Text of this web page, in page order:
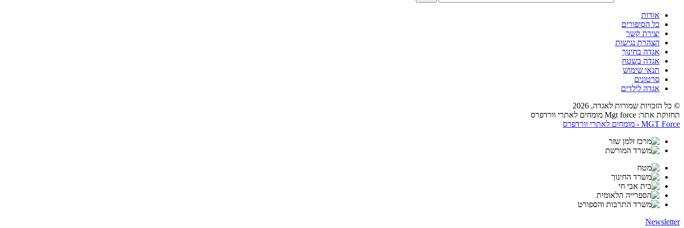
אודות
כל הסיפורים
יצירת קשר
הצהרת נגישות
אגדה בחינוך
אגדה בשטח
תנאי שימוש
סרטונים
אגדה לילדים
© כל הזכויות שמורות לאגדה, 2026
תחזוקת אתר: Mgt force מומחים לאתרי וורדפרס
MGT Force - מומחים לאתרי וורדפרס
Newsletter